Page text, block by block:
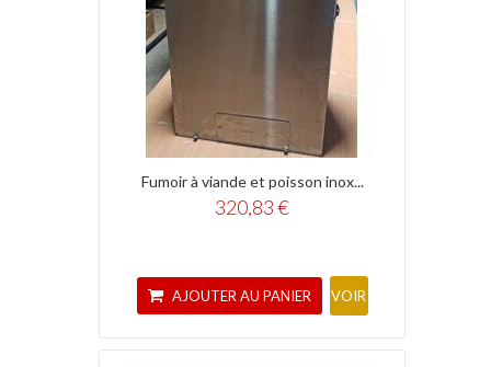
Fumoir à viande et poisson inox...
320,83 €
AJOUTER AU PANIER VOIR